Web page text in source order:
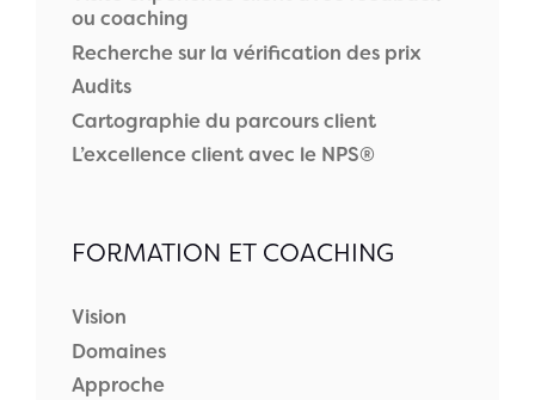
ou coaching
Recherche sur la vérification des prix
Audits
Cartographie du parcours client
L’excellence client avec le NPS®
FORMATION ET COACHING
Vision
Domaines
Approche